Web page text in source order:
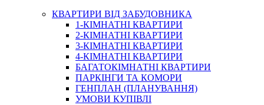
КВАРТИРИ ВІД ЗАБУДОВНИКА
1-КІМНАТНІ КВАРТИРИ
2-КІМНАТНІ КВАРТИРИ
3-КІМНАТНІ КВАРТИРИ
4-КІМНАТНІ КВАРТИРИ
БАГАТОКІМНАТНІ КВАРТИРИ
ПАРКІНГИ ТА КОМОРИ
ГЕНПЛАН (ПЛАНУВАННЯ)
УМОВИ КУПІВЛІ